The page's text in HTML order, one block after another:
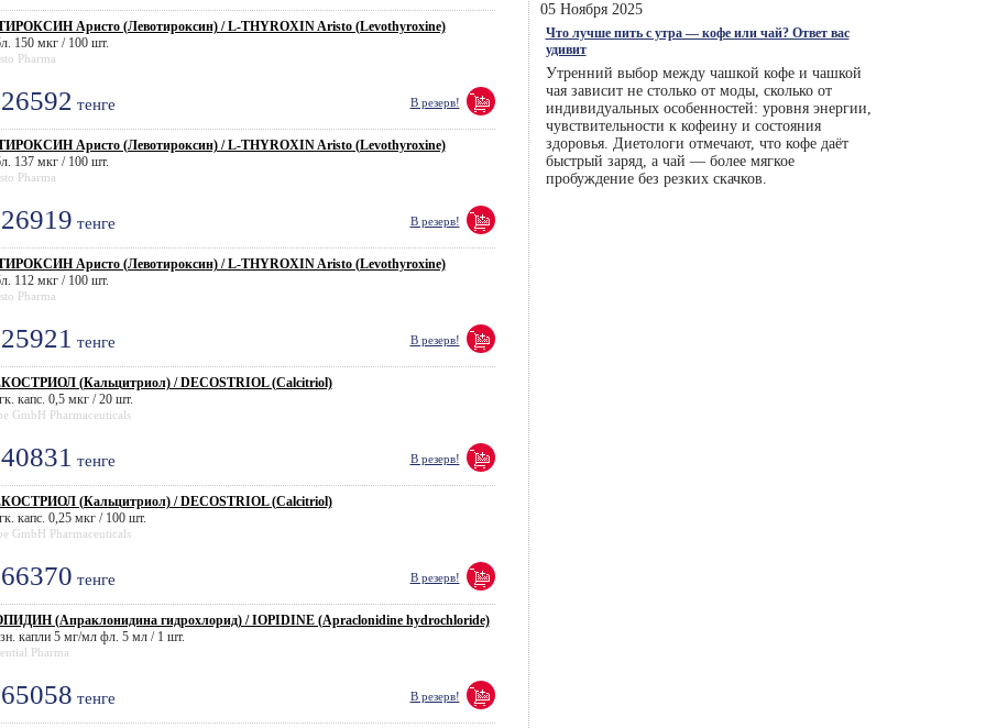
Аристо (Левотироксин) / L-THYROXIN Aristo (Levothyroxine)
150 мкг / 100 шт.
Pharma
26592 тенге В резерв!
Аристо (Левотироксин) / L-THYROXIN Aristo (Levothyroxine)
137 мкг / 100 шт.
Pharma
26919 тенге В резерв!
Аристо (Левотироксин) / L-THYROXIN Aristo (Levothyroxine)
112 мкг / 100 шт.
Pharma
25921 тенге В резерв!
(Кальцитриол) / DECOSTRIOL (Calcitriol)
капс. 0,5 мкг / 20 шт.
GmbH Pharmaceuticals
40831 тенге В резерв!
(Кальцитриол) / DECOSTRIOL (Calcitriol)
капс. 0,25 мкг / 100 шт.
GmbH Pharmaceuticals
66370 тенге В резерв!
(Апраклонидина гидрохлорид) / IOPIDINE (Apraclonidine hydrochloride)
капли 5 мг/мл фл. 5 мл / 1 шт.
Pharma
65058 тенге В резерв!
05 Ноября 2025
Что лучше пить с утра — кофе или чай? Ответ вас
удивит
Утренний выбор между чашкой кофе и чашкой
чая зависит не столько от моды, сколько от
индивидуальных особенностей: уровня энергии,
чувствительности к кофеину и состояния
здоровья. Диетологи отмечают, что кофе даёт
быстрый заряд, а чай — более мягкое
пробуждение без резких скачков.